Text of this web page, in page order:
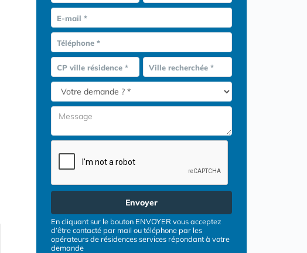
E-mail *
Téléphone *
CP ville résidence * Ville recherchée *
Envoyer
En cliquant sur le bouton ENVOYER vous acceptez
d’être contacté par mail ou téléphone par les
opérateurs de résidences services répondant à votre
demande